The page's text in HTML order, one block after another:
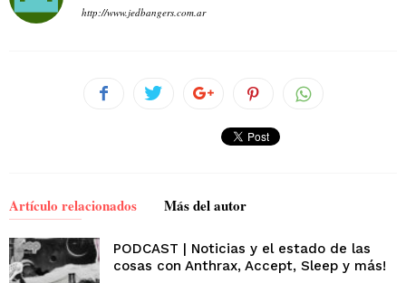
http://www.jedbangers.com.ar
Artículo relacionados Más del autor
PODCAST | Noticias y el estado de las
cosas con Anthrax, Accept, Sleep y más!